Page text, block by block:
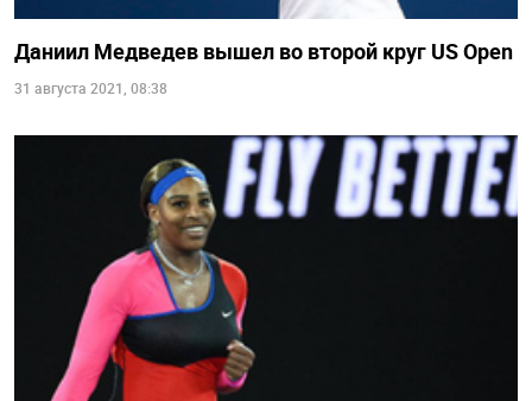
Даниил Медведев вышел во второй круг US Open
31 августа 2021, 08:38